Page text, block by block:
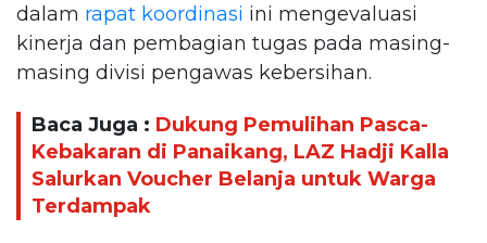
dalam rapat koordinasi ini mengevaluasi
kinerja dan pembagian tugas pada masing-
masing divisi pengawas kebersihan.
Baca Juga : Dukung Pemulihan Pasca-
Kebakaran di Panaikang, LAZ Hadji Kalla
Salurkan Voucher Belanja untuk Warga
Terdampak